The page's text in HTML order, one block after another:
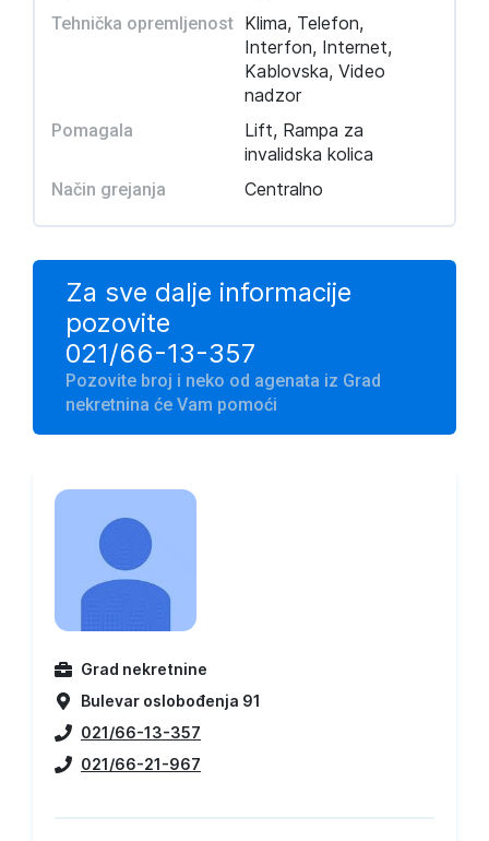
Tehnička opremljenost Klima, Telefon,
Interfon, Internet,
Kablovska, Video
nadzor
Pomagala
Lift, Rampa za
invalidska kolica
Način grejanja Centralno
Za sve dalje informacije
pozovite
021/66-13-357
Pozovite broj i neko od agenata iz Grad
nekretnina će Vam pomoći
Grad nekretnine
Bulevar oslobođenja 91
021/66-13-357
021/66-21-967